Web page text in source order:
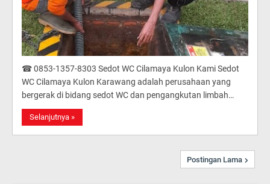
☎ 0853-1357-8303 Sedot WC Cilamaya Kulon Kami Sedot
WC Cilamaya Kulon Karawang adalah perusahaan yang
bergerak di bidang sedot WC dan pengangkutan limbah…
Selanjutnya »
Postingan Lama